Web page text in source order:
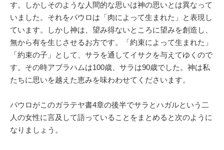
す。しかしそのような人間的な思いは神の思いとは異なって
いました。それをパウロは「肉によって生まれた」と表現し
ています。しかし神は、望み得ないところに望みを創造し、
無から有を生じさせるお方です。「約束によって生まれた」
「約束の子」として、サラを通してイサクを与えてゆくので
す。その時アブラハムは100歳、サラは90歳でした。神は私
たちに思いを越えた恵みを味わわせてくださいます。
パウロがこのガラテヤ書4章の後半でサラとハガルという二
人の女性に言及して語っていることをまとめると次のように
なりましょう。